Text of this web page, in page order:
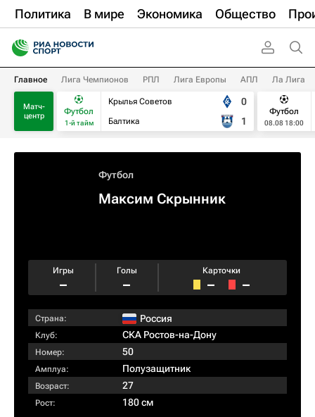
Политика В мире Экономика Общество
Главное Лига Чемпионов РПЛ Лига Европы АПЛ Ла Лига
Матч-
центр
Футбол
1-й тайм
Крылья Советов
Балтика
0
1
Футбол
08.08 18:00
Футбол
Максим Скрынник
Игры
–
Голы
–
Карточки
– –
Страна: Россия
Клуб: СКА Ростов-на-Дону
Номер: 50
Амплуа: Полузащитник
Возраст: 27
Рост: 180 см